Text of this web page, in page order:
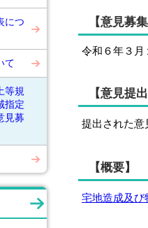
につ
て
等規
指定
見募
【意見募
令和６年３月
【意見提
提出された意
【概要】
宅地造成及び